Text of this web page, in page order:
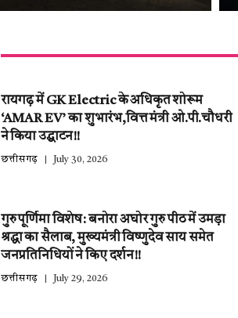
रायगढ़ में GK Electric के अधिकृत शोरूम
‘AMAR EV’ का शुभारंभ,वित्त मंत्री ओ.पी.चौधरी
ने किया उद्घाटन!!
छत्तीसगढ़ July 30, 2026
गुरु पूर्णिमा विशेष: बनोरा अघोर गुरु पीठ में उमड़ा
श्रद्धा का सैलाब, मुख्यमंत्री विष्णुदेव साय समेत
जनप्रतिनिधियों ने किए दर्शन!!
छत्तीसगढ़ July 29, 2026